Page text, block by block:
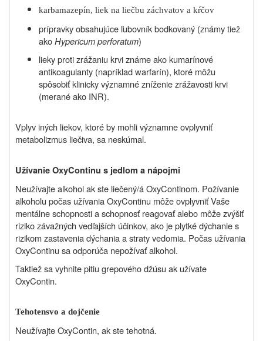
karbamazepín, liek na liečbu záchvatov a kŕčov
prípravky obsahujúce ľubovník bodkovaný (známy tiež
akoHypericum perforatum)
lieky proti zrážaniu krvi známe ako kumarínové
antikoagulanty (napríklad warfarín), ktoré môžu
spôsobiť klinicky významné zníženie zrážavosti krvi
(merané ako INR).
Vplyv iných liekov, ktoré by mohli významne ovplyvniť
metabolizmus liečiva, sa neskúmal.
Užívanie OxyContinu s jedlom a nápojmi
Neužívajte alkohol ak ste liečený/á OxyContinom. Požívanie
alkoholu počas užívania OxyContinu môže ovplyvniť Vaše
mentálne schopnosti a schopnosť reagovať alebo môže zvýšiť
riziko závažných vedľajších účinkov, ako je plytké dýchanie s
rizikom zastavenia dýchania a straty vedomia. Počas užívania
OxyContinu sa odporúča nepožívať alkohol.
Taktiež sa vyhnite pitiu grepového džúsu ak užívate
OxyContin.
Tehotensvo a dojčenie
Neužívajte OxyContin, ak ste tehotná.